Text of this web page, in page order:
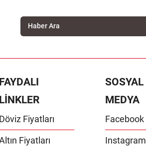
FAYDALI
LİNKLER
Döviz Fiyatları
Fiyatları
SOSYAL
MEDYA
Facebook
Instagram